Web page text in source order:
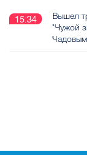
15:34
Вышел
"Чужой
Чадовым